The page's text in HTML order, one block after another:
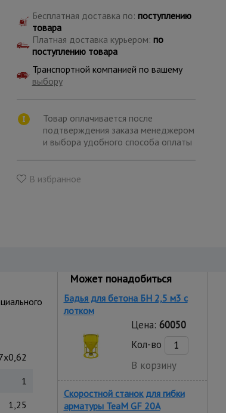
всех
Бесплатная доставка по: поступлению
товара
Платная доставка курьером: по
поступлению товара
Транспортной компанией по вашему
выбору
Товар оплачивается после
подтверждения заказа менеджером
и выбора удобного способа оплаты
В избранное
1
1,25
Может понадобиться
Бадья для бетона БН 2,5 м3 с
лотком
Цена: 60050
Кол-во
В корзину
Скоростной станок для гибки
арматуры ТеаМ GF 20A